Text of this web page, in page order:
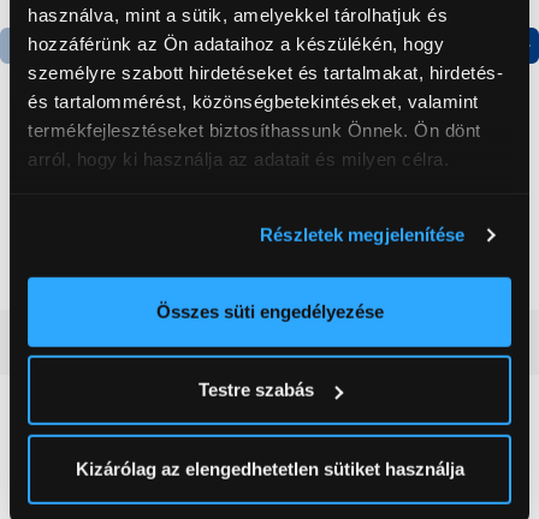
használva, mint a sütik, amelyekkel tárolhatjuk és
hozzáférünk az Ön adataihoz a készülékén, hogy
személyre szabott hirdetéseket és tartalmakat, hirdetés-
és tartalommérést, közönségbetekintéseket, valamint
termékfejlesztéseket biztosíthassunk Önnek. Ön dönt
arról, hogy ki használja az adatait és milyen célra.
elhelyezkedéséről pár méteres pontossággal
Az Ön készülékén beazonosítása annak konkrét
módjairól és adja meg preferenciáit aRészletek
pontban. Bármikor módosíthatja vagy visszavonhatja a
Sütinyilatkozathoz való hozzájárulását.
Részletek megjelenítése
Összes süti engedélyezése
Testre szabás
Kizárólag az elengedhetetlen sütiket használja
Termék adatlap
Gorenje NRS8182KX Side
Termék adatlap
Gorenje N619EAXL4
179 999 Ft
Vásárlói vélemények(0)
0
0 értékelés